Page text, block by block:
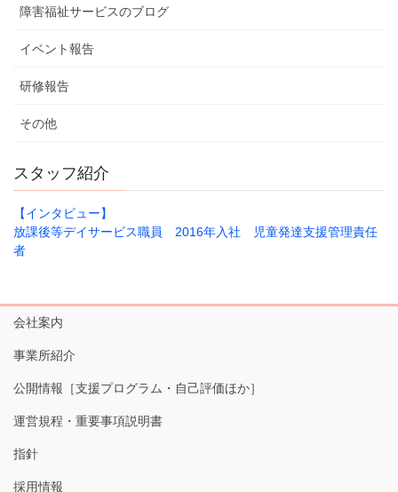
障害福祉サービスのブログ
イベント報告
研修報告
その他
スタッフ紹介
【インタビュー】
放課後等デイサービス職員 2016年入社 児童発達支援管理責任
者
会社案内
事業所紹介
公開情報［支援プログラム・自己評価ほか］
運営規程・重要事項説明書
指針
採用情報